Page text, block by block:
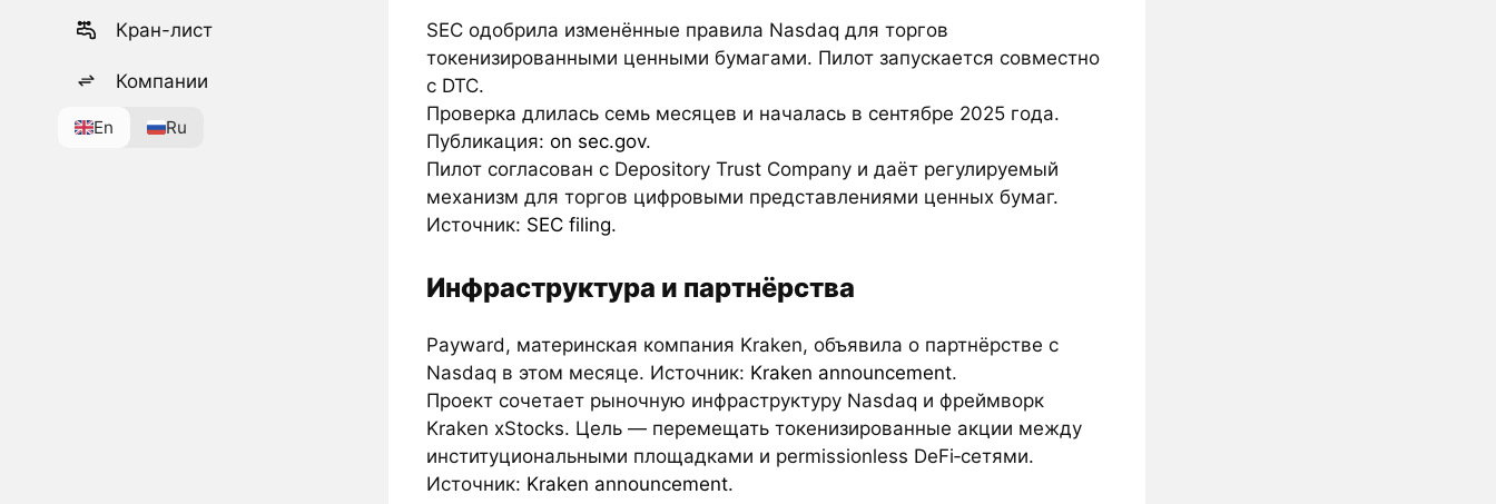
Кран-лист
Компании
En Ru
SEC одобрила изменённые правила Nasdaq для торгов
токенизированными ценными бумагами. Пилот запускается совместно
с DTC.
Проверка длилась семь месяцев и началась в сентябре 2025 года.
Публикация: on sec.gov.
Пилот согласован с Depository Trust Company и даёт регулируемый
механизм для торгов цифровыми представлениями ценных бумаг.
Источник: SEC filing.
Инфраструктура и партнёрства
Payward, материнская компания Kraken, объявила о партнёрстве с
Nasdaq в этом месяце. Источник: Kraken announcement.
Проект сочетает рыночную инфраструктуру Nasdaq и фреймворк
Kraken xStocks. Цель — перемещать токенизированные акции между
институциональными площадками и permissionless DeFi‑сетями.
Источник: Kraken announcement.